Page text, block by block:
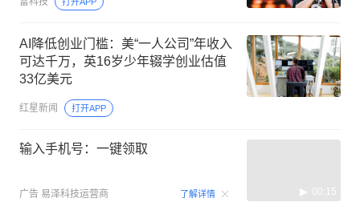
AI降低创业门槛：美“一人公司”年收入
可达千万，英16岁少年辍学创业估值
33亿美元
红星新闻 打开APP
输入手机号：一键领取
广告 易泽科技运营商 了解详情 00:15